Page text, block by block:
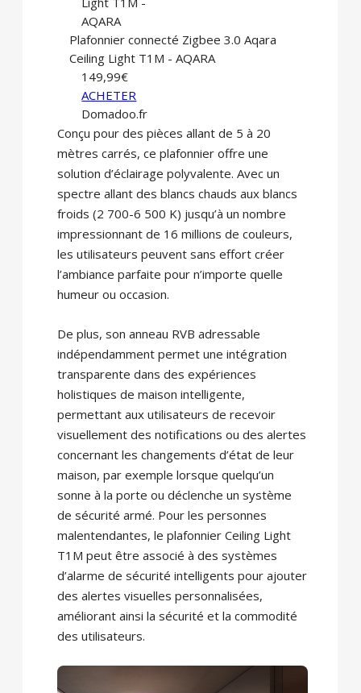
Plafonnier connecté Zigbee 3.0 Aqara
Ceiling Light T1M - AQARA
149,99€
ACHETER
Domadoo.fr
Conçu pour des pièces allant de 5 à 20
mètres carrés, ce plafonnier offre une
solution d’éclairage polyvalente. Avec un
spectre allant des blancs chauds aux blancs
froids (2 700-6 500 K) jusqu’à un nombre
impressionnant de 16 millions de couleurs,
les utilisateurs peuvent sans effort créer
l’ambiance parfaite pour n’importe quelle
humeur ou occasion.
De plus, son anneau RVB adressable
indépendamment permet une intégration
transparente dans des expériences
holistiques de maison intelligente,
permettant aux utilisateurs de recevoir
visuellement des notifications ou des alertes
concernant les changements d’état de leur
maison, par exemple lorsque quelqu’un
sonne à la porte ou déclenche un système
de sécurité armé. Pour les personnes
malentendantes, le plafonnier Ceiling Light
T1M peut être associé à des systèmes
d’alarme de sécurité intelligents pour ajouter
des alertes visuelles personnalisées,
améliorant ainsi la sécurité et la commodité
des utilisateurs.